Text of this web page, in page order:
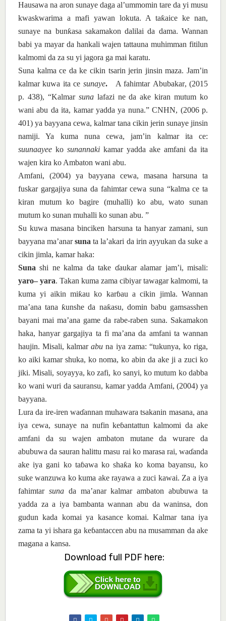
Hausawa na aron sunaye daga al’ummomin tare da yi musu
kwaskwarima a mafi yawan lokuta. A taƙaice ke nan,
sunaye na bunƙasa sakamakon dalilai da dama. Wannan
babi ya mayar da hankali wajen tattauna muhimman fitilun
kalmomi da za su yi jagora ga mai karatu.
Suna kalma ce da ke cikin tsarin jerin jinsin maza. Jam’in
kalmar kuwa ita ce sunaye. A fahimtar Abubakar,(2015
p. 438), “Kalmar suna lafazi neda ake kiran mutum ko
wani abu da ita, kamar yadda ya nuna.”CNHN, (2006 p.
401) ya bayyana cewa, kalmar tana cikin jerin sunaye jinsin
namiji. Ya kuma
nuna cewa, jam’in kalmar ita
ce:
suunaayee ko sunannaki kamar yadda ake amfani da ita
wajen kira ko Ambaton wani abu.
Amfani, (2004) ya bayyana cewa, masana
harsuna ta
fuskar gargajiya suna da fahimtar cewa suna “kalma ce ta
kiran
mutum ko bagire (muhalli) ko abu, wato sunan
mutum ko sunan muhalli ko sunan abu. ”
Su kuwa masana binciken harsuna ta hanyar zamani, sun
bayyana ma’anarsuna ta la’akari da irin ayyukan da suke a
cikin jimla, kamar haka:
Sunashi ne kalma da take ɗaukar alamar jam’i, misali:
yaro– yara. Takan kuma zama cibiyar tawagar kalmomi, ta
kuma yi aikin miƙau ko karɓau a cikin jimla.Wannan
ma’ana tana ƙunshe da naƙasu, domin babu gamsasshen
bayani mai ma’ana game da rabe-raben suna. Sakamakon
haka,hanyar gargajiya ta fi ma’ana da amfani ta wannan
haujin. Misali, kalmar abu na iya zama: “tukunya, ko riga,
ko aiki kamar shuka, ko noma, ko abin da ake ji a zuci ko
jiki. Misali, soyayya, ko zafi, ko sanyi, ko mutum ko dabba
ko wani wuri da sauransu, kamar yadda Amfani, (2004) ya
bayyana.
Lura da ire-iren waɗannan muhawara tsakanin masana, ana
iya cewa, sunaye na nufin keɓantattun kalmomi da ake
amfani da su wajen ambaton mutane da wurare da
abubuwa da sauran halittu masu rai ko marasa rai, waɗanda
ake iya gani ko taɓawa ko shaƙa ko koma bayansu, ko
suke wanzuwa ko kuma ake rayawa a zuci kawai. Za a iya
fahimtar sunada ma’anar kalmarambaton abubuwa ta
yadda za a iya bambanta wannan abu dawaninsa, don
gudun kada komai ya kasancekomai. Kalmar tana iya
zama ta yi ishara ga keɓantaccen abu na musamman da ake
magana a kansa.
Download full PDF here: